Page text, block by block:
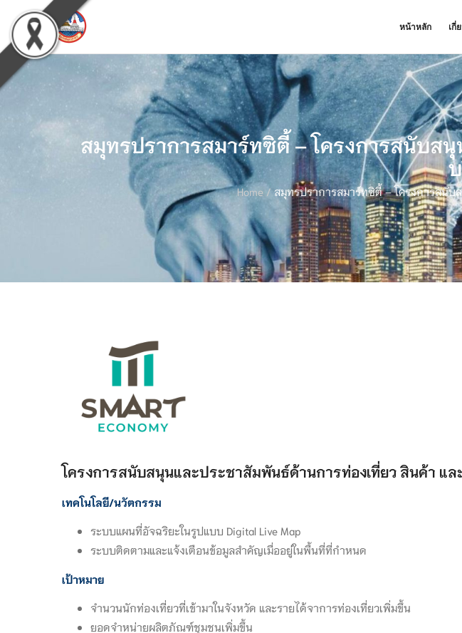
หน้าหลัก เกี่
สมุทรปราการสมาร์ทซิตี้ – โครงการสนับส
Home/ สมุทรปราการสมาร์ทซิตี้ – โครงการสนั
โครงการสนับสนุนและประชาสัมพันธ์ด้านการท่องเที่ยว สินค้า แล
เทคโนโลยี/นวัตกรรม
ระบบแผนที่อัจฉริยะในรูปแบบ Digital Live Map
ระบบติดตามและแจ้งเตือนข้อมูลสำคัญเมื่ออยู่ในพื้นที่ที่กำหนด
เป้าหมาย
จำนวนนักท่องเที่ยวที่เข้ามาในจังหวัด และรายได้จาการท่องเที่ยวเพิ่มขึ้น
ยอดจำหน่ายผลิตภัณฑ์ชุมชนเพิ่มขึ้น